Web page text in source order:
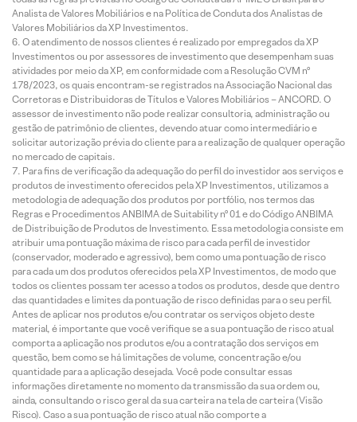
Analista de Valores Mobiliários e na Política de Conduta dos Analistas de
Valores Mobiliários da XP Investimentos.
O atendimento de nossos clientes é realizado por empregados da XP
Investimentos ou por assessores de investimento que desempenham suas
atividades por meio da XP, em conformidade com a Resolução CVM nº
178/2023, os quais encontram-se registrados na Associação Nacional das
Corretoras e Distribuidoras de Títulos e Valores Mobiliários – ANCORD. O
assessor de investimento não pode realizar consultoria, administração ou
gestão de patrimônio de clientes, devendo atuar como intermediário e
solicitar autorização prévia do cliente para a realização de qualquer operação
no mercado de capitais.
Para fins de verificação da adequação do perfil do investidor aos serviços e
produtos de investimento oferecidos pela XP Investimentos, utilizamos a
metodologia de adequação dos produtos por portfólio, nos termos das
Regras e Procedimentos ANBIMA de Suitability nº 01 e do Código ANBIMA
de Distribuição de Produtos de Investimento. Essa metodologia consiste em
atribuir uma pontuação máxima de risco para cada perfil de investidor
(conservador, moderado e agressivo), bem como uma pontuação de risco
para cada um dos produtos oferecidos pela XP Investimentos, de modo que
todos os clientes possam ter acesso a todos os produtos, desde que dentro
das quantidades e limites da pontuação de risco definidas para o seu perfil.
Antes de aplicar nos produtos e/ou contratar os serviços objeto deste
material, é importante que você verifique se a sua pontuação de risco atual
comporta a aplicação nos produtos e/ou a contratação dos serviços em
questão, bem como se há limitações de volume, concentração e/ou
quantidade para a aplicação desejada. Você pode consultar essas
informações diretamente no momento da transmissão da sua ordem ou,
ainda, consultando o risco geral da sua carteira na tela de carteira (Visão
Risco). Caso a sua pontuação de risco atual não comporte a